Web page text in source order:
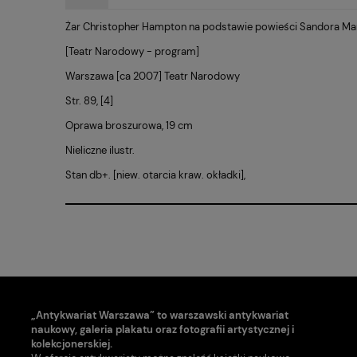
Żar Christopher Hampton na podstawie powieści Sandora
[Teatr Narodowy - program]
Warszawa [ca 2007] Teatr Narodowy
Str. 89, [4]
Oprawa broszurowa, 19 cm
Nieliczne ilustr.
Stan db+. [niew. otarcia kraw. okładki],
„Antykwariat Warszawa” to warszawski antykwariat
naukowy, galeria plakatu oraz fotografii artystycznej i
kolekcjonerskiej.